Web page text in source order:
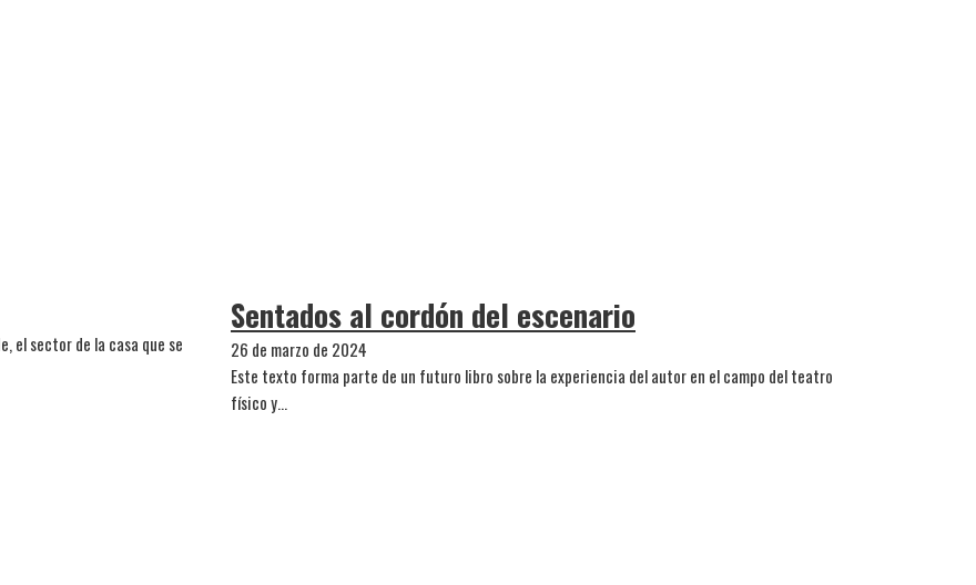
el sector de la casa que se
Sentados al cordón del escenario
26 de marzo de 2024
Este texto forma parte de un futuro libro sobre la experiencia del autor en el campo del teatro
físico y…